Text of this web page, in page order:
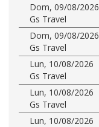
Dom, 09/08/2026
Gs Travel
Dom, 09/08/2026
Gs Travel
Lun, 10/08/2026
Gs Travel
Lun, 10/08/2026
Gs Travel
Lun, 10/08/2026